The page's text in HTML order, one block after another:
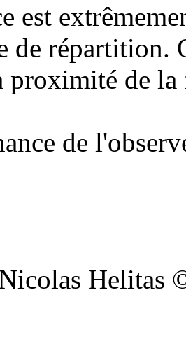
est
de répartition.
proximité de
de
Helitas